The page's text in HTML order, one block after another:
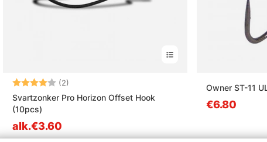
Arvio: (2)
Svartzonker Pro Horizon Offset Hook
(10pcs)
alk.€3.60
Owner ST-11
€6.80